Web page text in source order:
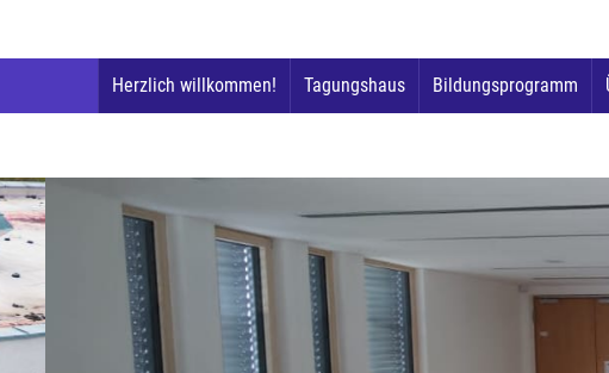
Herzlich willkommen! Tagungshaus Bildungsprogramm